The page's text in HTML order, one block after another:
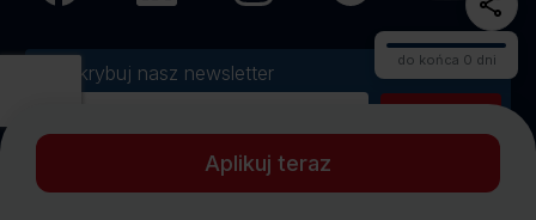
do końca 0 dni
Subskrybuj nasz newsletter
Wyrażam zgodę na otrzymywanie od Asistwork Sp. z o.o. treści